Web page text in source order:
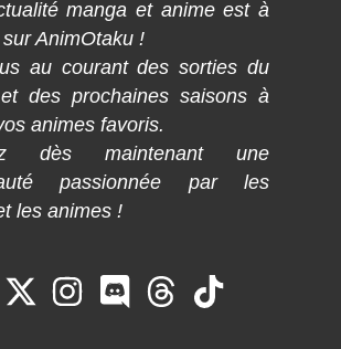
manga et anime est à
AnimOtaku !
au courant des sorties du
des prochaines saisons à
animes favoris.
dès maintenant une
passionnée par les
les animes !